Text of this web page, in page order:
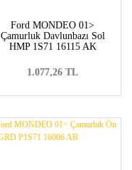
Ford MONDEO 01>
Çamurluk Davlunbazı Sol
HMP 1S71 16115 AK
1.077,26 TL